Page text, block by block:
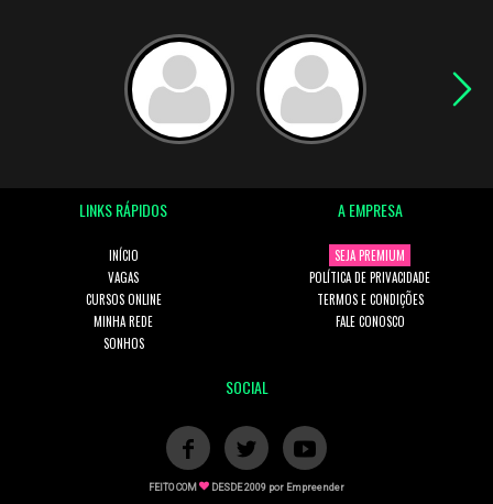
LINKS RÁPIDOS
INÍCIO
VAGAS
CURSOS ONLINE
MINHA REDE
SONHOS
A EMPRESA
SEJA PREMIUM
POLÍTICA DE PRIVACIDADE
TERMOS E CONDIÇÕES
FALE CONOSCO
SOCIAL
FEITO COM DESDE 2009 por Empreender